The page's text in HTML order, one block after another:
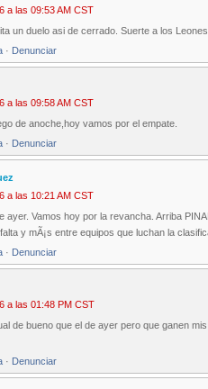
a las 09:53 AM CST
un duelo asi de cerrado. Suerte a los
· Denunciar
a las 09:58 AM CST
de anoche,hoy vamos por el empate.
· Denunciar
a las 10:21 AM CST
ayer. Vamos hoy por la revancha. Arriba
y mÃ¡s entre equipos que luchan la
· Denunciar
a las 01:48 PM CST
de bueno que el de ayer pero que ganen
· Denunciar